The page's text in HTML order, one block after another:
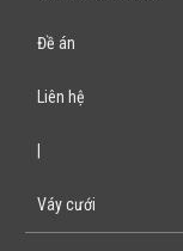
Đề án
Liên hệ
Váy cưới